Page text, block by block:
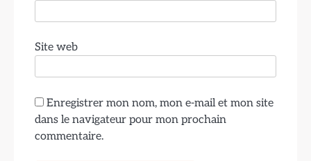
Site web
Enregistrer mon nom, mon e-mail et mon site
dans le navigateur pour mon prochain
commentaire.